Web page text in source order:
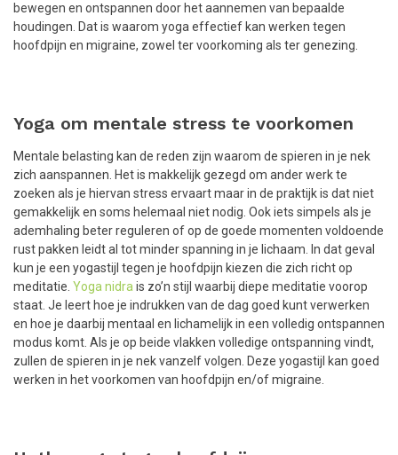
bewegen en ontspannen door het aannemen van bepaalde
houdingen. Dat is waarom yoga effectief kan werken tegen
hoofdpijn en migraine, zowel ter voorkoming als ter genezing.
Yoga om mentale stress te voorkomen
Mentale belasting kan de reden zijn waarom de spieren in je nek
zich aanspannen. Het is makkelijk gezegd om ander werk te
zoeken als je hiervan stress ervaart maar in de praktijk is dat niet
gemakkelijk en soms helemaal niet nodig. Ook iets simpels als je
ademhaling beter reguleren of op de goede momenten voldoende
rust pakken leidt al tot minder spanning in je lichaam. In dat geval
kun je een yogastijl tegen je hoofdpijn kiezen die zich richt op
meditatie. Yoga nidra is zo’n stijl waarbij diepe meditatie voorop
staat. Je leert hoe je indrukken van de dag goed kunt verwerken
en hoe je daarbij mentaal en lichamelijk in een volledig ontspannen
modus komt. Als je op beide vlakken volledige ontspanning vindt,
zullen de spieren in je nek vanzelf volgen. Deze yogastijl kan goed
werken in het voorkomen van hoofdpijn en/of migraine.